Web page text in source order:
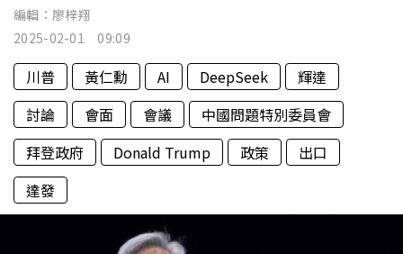
編輯： 廖梓翔
2025-02-01 09:09
川普 黃仁勳 AI DeepSeek
輝達
討論
會面 會議
中國問題特別委員會
拜登政府
Donald Trump 政策
出口
達發